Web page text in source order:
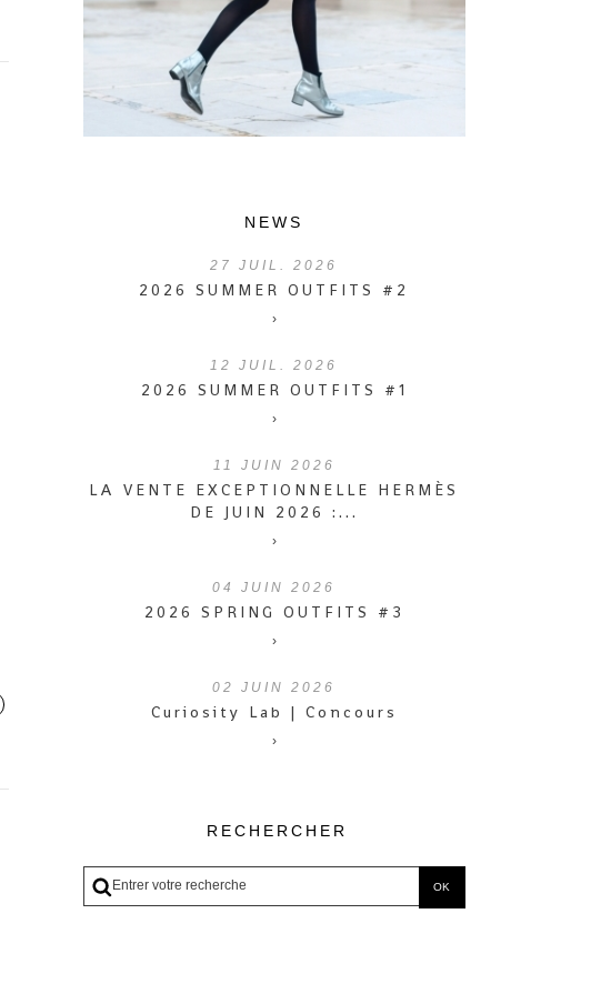
NEWS
27 JUIL. 2026
2026 SUMMER OUTFITS #2
›
12 JUIL. 2026
2026 SUMMER OUTFITS #1
›
11 JUIN 2026
LA VENTE EXCEPTIONNELLE HERMÈS
DE JUIN 2026 :...
›
04 JUIN 2026
2026 SPRING OUTFITS #3
›
02 JUIN 2026
Curiosity Lab | Concours
›
RECHERCHER